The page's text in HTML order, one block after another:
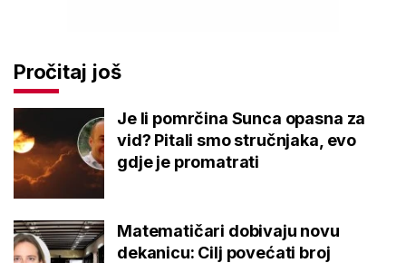
Pročitaj još
Je li pomrčina Sunca opasna za
vid? Pitali smo stručnjaka, evo
gdje je promatrati
Matematičari dobivaju novu
dekanicu: Cilj povećati broj